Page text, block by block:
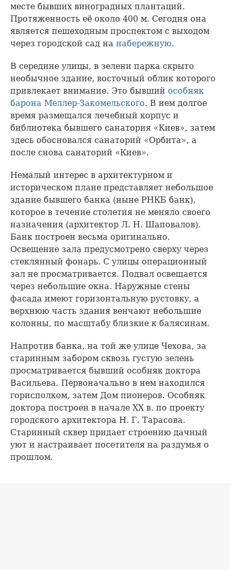
месте бывших виноградных плантаций.
Протяженность её около 400 м. Сегодня она
является пешеходным проспектом с выходом
через городской сад на набережную.
В середине улицы, в зелени парка скрыто
необычное здание, восточный облик которого
привлекает внимание. Это бывший особняк
барона Меллер-Закомельского. В нем долгое
время размещался лечебный корпус и
библиотека бывшего санатория «Киев», затем
здесь обосновался санаторий «Орбита», а
после снова санаторий «Киев».
Немалый интерес в архитектурном и
историческом плане представляет небольшое
здание бывшего банка (ныне РНКБ банк),
которое в течение столетия не меняло своего
назначения (архитектор Л. Н. Шаповалов).
Банк построен весьма оригинально.
Освещение зала предусмотрено сверху через
стеклянный фонарь. С улицы операционный
зал не просматривается. Подвал освещается
через небольшие окна. Наружные стены
фасада имеют горизонтальную рустовку, а
верхнюю часть здания венчают небольшие
колонны, по масштабу близкие к балясинам.
Напротив банка, на той же улице Чехова, за
старинным забором сквозь густую зелень
просматривается бывший особняк доктора
Васильева. Первоначально в нем находился
горисполком, затем Дом пионеров. Особняк
доктора построен в начале ХХ в. по проекту
городского архитектора Н. Г. Тарасова.
Старинный сквер придает строению дачный
уют и настраивает посетителя на раздумья о
прошлом.